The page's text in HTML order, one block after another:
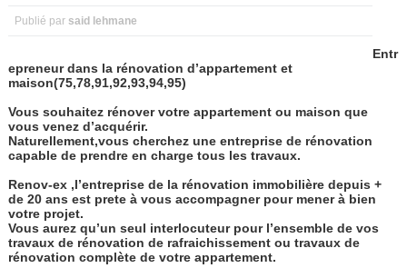
Publié par said lehmane
Entr
epreneur dans la rénovation d’appartement et
maison(75,78,91,92,93,94,95)
Vous souhaitez rénover votre appartement ou maison que
vous venez d’acquérir.
Naturellement,vous cherchez une entreprise de rénovation
capable de prendre en charge tous les travaux.
Renov-ex ,l’entreprise de la rénovation immobilière depuis +
de 20 ans est prete à vous accompagner pour mener à bien
votre projet.
Vous aurez qu’un seul interlocuteur pour l’ensemble de vos
travaux de rénovation de rafraichissement ou travaux de
rénovation complète de votre appartement.